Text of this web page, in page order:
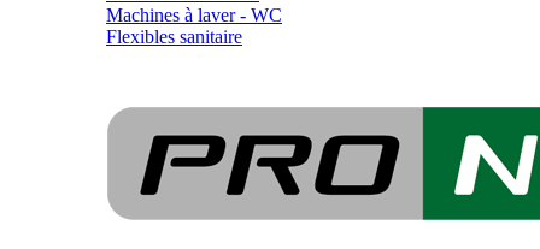
Machines à laver - WC
Flexibles sanitaire